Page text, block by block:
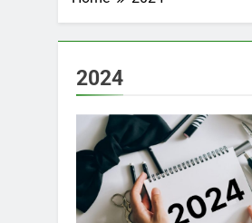
2024